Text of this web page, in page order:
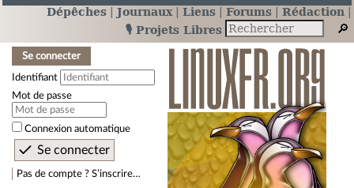
Dépêches Journaux Liens Forums
Rédaction
🎙️ Projets Libres
Se connecter
Identifiant
Mot de passe
Connexion automatique
Pas de compte ? S’inscrire…